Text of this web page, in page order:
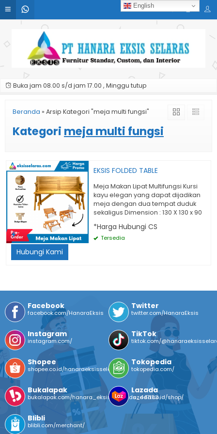
Buka jam 08.00 s/d jam 17.00 , Minggu tutup
Beranda » Arsip Kategori "meja multi fungsi"
Kategori meja multi fungsi
EKSIS FOLDED TABLE
Meja Makan Lipat Multifungsi Kursi
kayu elegan yang dapat dijadikan
meja dengan dua tempat duduk
sekaligus Dimension : 130 X 130 x 90
jumlah banyak Dikirim dari Cakung,
Jakarta Timur
*Harga Hubungi CS
Tersedia
Hubungi Kami
Facebook
facebook.com/HanaraEksis
Twitter
twitter.com/HanaraEksis
Instagram
instagram.com/
TikTok
tiktok.com/
Shopee
shopee.co.id/hanaraeksisselaras
Tokopedia
tokopedia.com/
Bukalapak
bukalapak.com/hanara_eksis_selaras_447153
Lazada
lazada.co.id/shop/
Blibli
blibli.com/merchant/
English